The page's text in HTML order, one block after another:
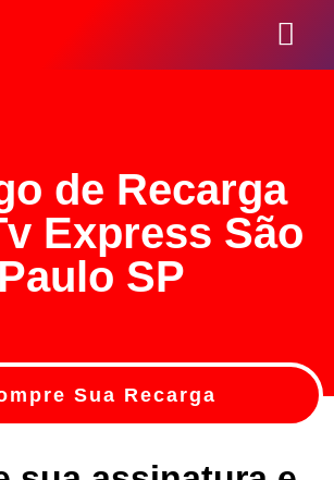
de Recarga
Express São
Paulo SP
Sua Recarga